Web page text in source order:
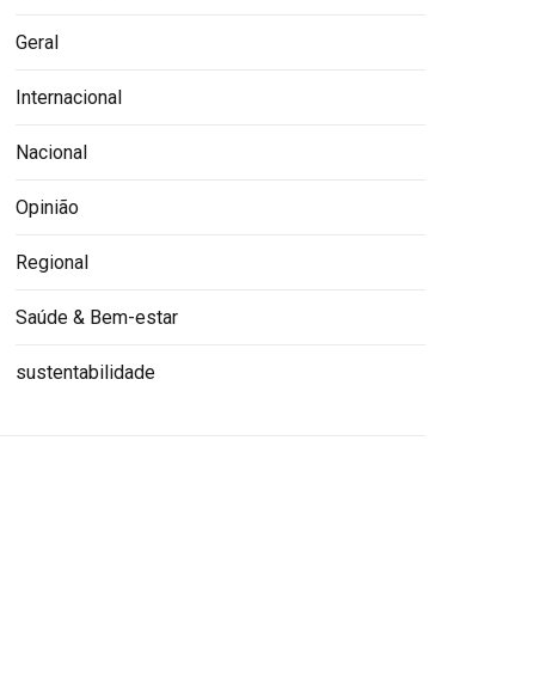
Geral
Internacional
Nacional
Opinião
Regional
Saúde & Bem-estar
sustentabilidade